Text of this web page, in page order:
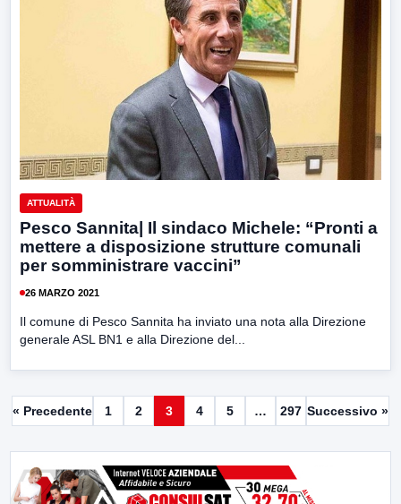
ATTUALITÀ
Pesco Sannita| Il sindaco Michele: “Pronti a
mettere a disposizione strutture comunali
per somministrare vaccini”
26 MARZO 2021
Il comune di Pesco Sannita ha inviato una nota alla Direzione
generale ASL BN1 e alla Direzione del...
« Precedente 1 2 3 4 5 … 297 Successivo »